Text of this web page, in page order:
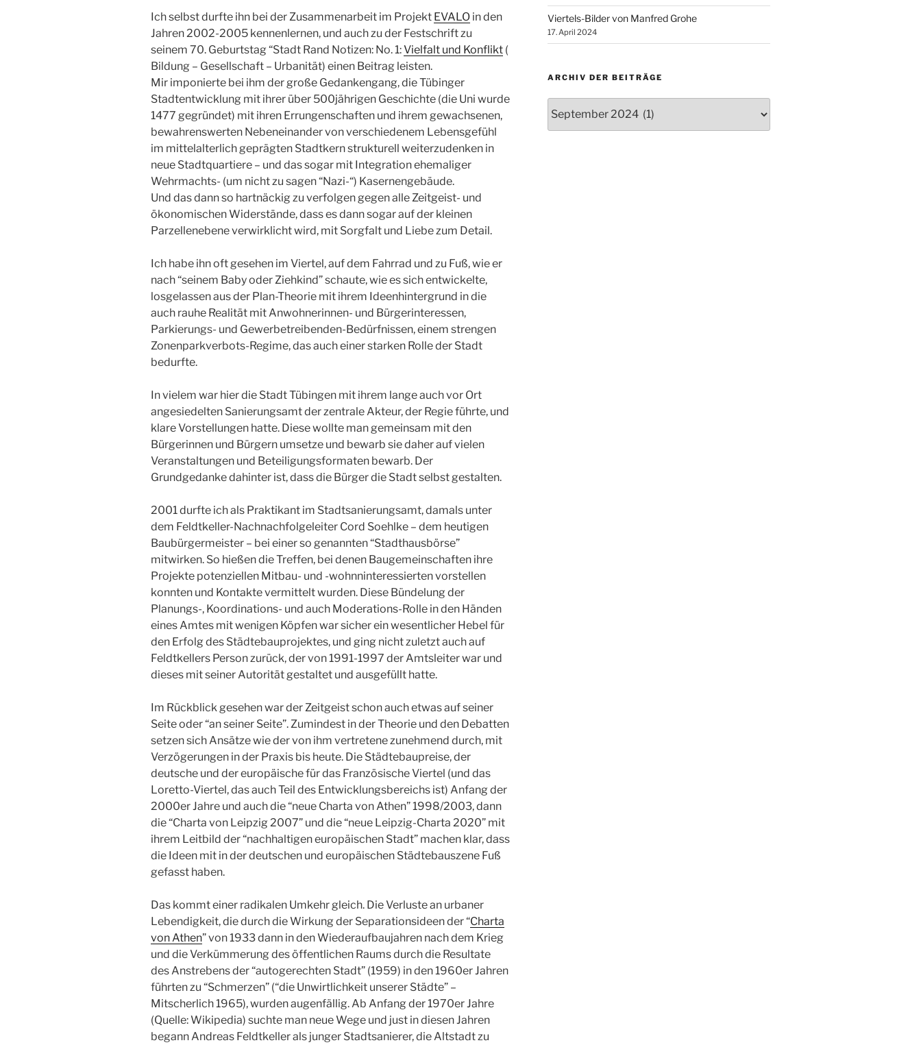
Ich selbst durfte ihn bei der Zusammenarbeit im Projekt EVALO in den
Jahren 2002-2005 kennenlernen, und auch zu der Festschrift zu
seinem 70. Geburtstag “Stadt Rand Notizen: No. 1:Vielfalt und Konflikt (
Bildung – Gesellschaft – Urbanität) einen Beitrag leisten.
Mir imponierte bei ihm der große Gedankengang, die Tübinger
Stadtentwicklung mit ihrer über 500jährigen Geschichte (die Uni wurde
1477 gegründet) mit ihren Errungenschaften und ihrem gewachsenen,
bewahrenswerten Nebeneinander von verschiedenem Lebensgefühl
im mittelalterlich geprägten Stadtkern strukturell weiterzudenken in
neue Stadtquartiere – und das sogar mit Integration ehemaliger
Wehrmachts- (um nicht zu sagen “Nazi-“) Kasernengebäude.
Und das dann so hartnäckig zu verfolgen gegen alle Zeitgeist- und
ökonomischen Widerstände, dass es dann sogar auf der kleinen
Parzellenebene verwirklicht wird, mit Sorgfalt und Liebe zum Detail.
Ich habe ihn oft gesehen im Viertel, auf dem Fahrrad und zu Fuß, wie er
nach “seinem Baby oder Ziehkind” schaute, wie es sich entwickelte,
losgelassen aus der Plan-Theorie mit ihrem Ideenhintergrund in die
auch rauhe Realität mit Anwohnerinnen- und Bürgerinteressen,
Parkierungs- und Gewerbetreibenden-Bedürfnissen, einem strengen
Zonenparkverbots-Regime, das auch einer starken Rolle der Stadt
bedurfte.
In vielem war hier die Stadt Tübingen mit ihrem lange auch vor Ort
angesiedelten Sanierungsamt der zentrale Akteur, der Regie führte, und
klare Vorstellungen hatte. Diese wollte man gemeinsam mit den
Bürgerinnen und Bürgern umsetze und bewarb sie daher auf vielen
Veranstaltungen und Beteiligungsformaten bewarb. Der
Grundgedanke dahinter ist, dass die Bürger die Stadt selbst gestalten.
2001 durfte ich als Praktikant im Stadtsanierungsamt, damals unter
dem Feldtkeller-Nachnachfolgeleiter Cord Soehlke – dem heutigen
Baubürgermeister – bei einer so genannten “Stadthausbörse”
mitwirken. So hießen die Treffen, bei denen Baugemeinschaften ihre
Projekte potenziellen Mitbau- und -wohnninteressierten vorstellen
konnten und Kontakte vermittelt wurden. Diese Bündelung der
Planungs-, Koordinations- und auch Moderations-Rolle in den Händen
eines Amtes mit wenigen Köpfen war sicher ein wesentlicher Hebel für
den Erfolg des Städtebauprojektes, und ging nicht zuletzt auch auf
Feldtkellers Person zurück, der von 1991-1997 der Amtsleiter war und
dieses mit seiner Autorität gestaltet und ausgefüllt hatte.
Im Rückblick gesehen war der Zeitgeist schon auch etwas auf seiner
Seite oder “an seiner Seite”. Zumindest in der Theorie und den Debatten
setzen sich Ansätze wie der von ihm vertretene zunehmend durch, mit
Verzögerungen in der Praxis bis heute. Die Städtebaupreise, der
deutsche und der europäische für das Französische Viertel (und das
Loretto-Viertel, das auch Teil des Entwicklungsbereichs ist) Anfang der
2000er Jahre und auch die “neue Charta von Athen” 1998/2003, dann
die “Charta von Leipzig 2007” und die “neue Leipzig-Charta 2020” mit
ihrem Leitbild der “nachhaltigen europäischen Stadt” machen klar, dass
die Ideen mit in der deutschen und europäischen Städtebauszene Fuß
gefasst haben.
Das kommt einer radikalen Umkehr gleich. Die Verluste an urbaner
Lebendigkeit, die durch die Wirkung der Separationsideen der “Charta
von Athen” von 1933 dann in den Wiederaufbaujahren nach dem Krieg
und die Verkümmerung des öffentlichen Raums durch die Resultate
des Anstrebens der “autogerechten Stadt” (1959) in den 1960er Jahren
führten zu “Schmerzen” (“die Unwirtlichkeit unserer Städte” –
Mitscherlich 1965), wurden augenfällig. Ab Anfang der 1970er Jahre
(Quelle: Wikipedia) suchte man neue Wege und just in diesen Jahren
begann Andreas Feldtkeller als junger Stadtsanierer, die Altstadt zu
Viertels-Bilder von Manfred Grohe
17. April 2024
ARCHIV DER BEITRÄGE
der
Beiträge